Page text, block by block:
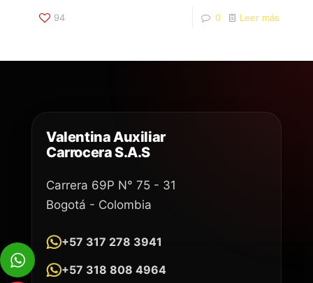
94 0 Leer más
Valentina Auxiliar
Carrocera S.A.S
Carrera 69P N° 75 - 31
Bogotá - Colombia
+57 317 278 3941
+57 318 808 4964